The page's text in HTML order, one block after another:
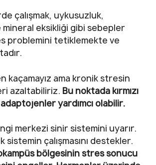
çalışmak, uykusuzluk,
eksikliği gibi sebepler
problemini tetiklemekte ve
kaçamayız ama kronik stresin
azaltabiliriz. Bu noktada kırmızı
yardımcı olabilir.
merkezi sinir sistemini uyarır.
sistemin çalışmasını destekler.
bölgesinin stres sonucu